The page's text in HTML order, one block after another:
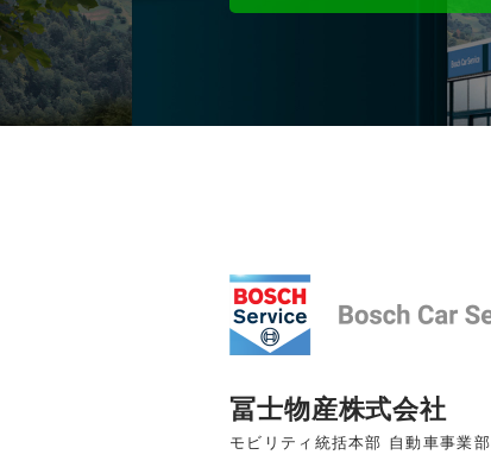
冨士物産株式会社
モビリティ統括本部 自動車事業部